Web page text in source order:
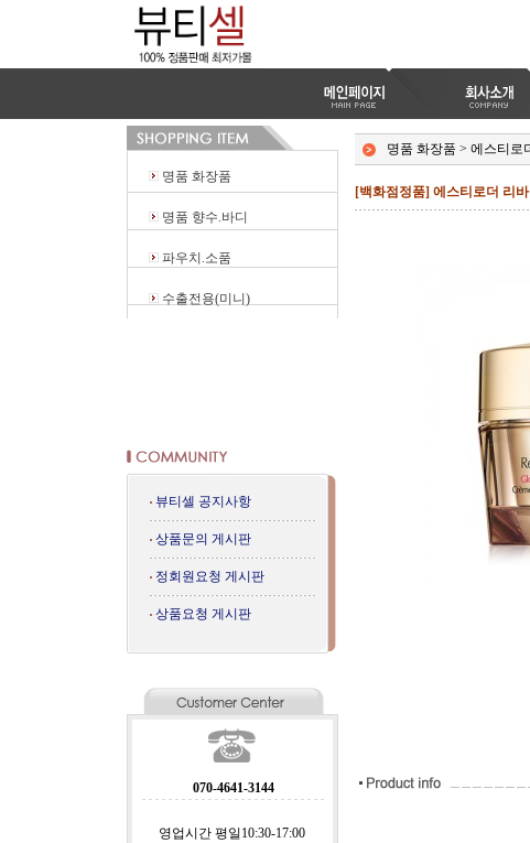
명품 화장품
명품 향수.바디
파우치.소품
수출전용(미니)
뷰티셀 공지사항
상품문의 게시판
정회원요청 게시판
상품요청 게시판
070-4641-3144
영업시간 평일10:30-17:00
명품 화장품 > 에스티로
[백화점정품] 에스티로더 리